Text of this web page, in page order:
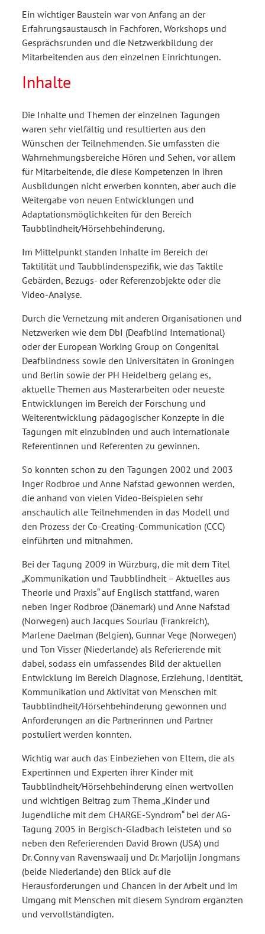
Ein wichtiger Baustein war von Anfang an der
Erfahrungsaustausch in Fachforen, Workshops und
Gesprächsrunden und die Netzwerkbildung der
Mitarbeitenden aus den einzelnen Einrichtungen.
Inhalte
Die Inhalte und Themen der einzelnen Tagungen
waren sehr vielfältig und resultierten aus den
Wünschen der Teilnehmenden. Sie umfassten die
Wahrnehmungsbereiche Hören und Sehen, vor allem
für Mitarbeitende, die diese Kompetenzen in ihren
Ausbildungen nicht erwerben konnten, aber auch die
Weitergabe von neuen Entwicklungen und
Adaptationsmöglichkeiten für den Bereich
Taubblindheit/Hörsehbehinderung.
Im Mittelpunkt standen Inhalte im Bereich der
Taktilität und Taubblindenspezifik, wie das Taktile
Gebärden, Bezugs- oder Referenzobjekte oder die
Video-Analyse.
Durch die Vernetzung mit anderen Organisationen und
Netzwerken wie dem DbI (Deafblind International)
oder der European Working Group on Congenital
Deafblindness sowie den Universitäten in Groningen
und Berlin sowie der PH Heidelberg gelang es,
aktuelle Themen aus Masterarbeiten oder neueste
Entwicklungen im Bereich der Forschung und
Weiterentwicklung pädagogischer Konzepte in die
Tagungen mit einzubinden und auch internationale
Referentinnen und Referenten zu gewinnen.
So konnten schon zu den Tagungen 2002 und 2003
Inger Rodbroe und Anne Nafstad gewonnen werden,
die anhand von vielen Video-Beispielen sehr
anschaulich alle Teilnehmenden in das Modell und
den Prozess der Co-Creating-Communication (CCC)
einführten und mitnahmen.
Bei der Tagung 2009 in Würzburg, die mit dem Titel
„Kommunikation und Taubblindheit – Aktuelles aus
Theorie und Praxis“ auf Englisch stattfand, waren
neben Inger Rodbroe (Dänemark) und Anne Nafstad
(Norwegen) auch Jacques Souriau (Frankreich),
Marlene Daelman (Belgien), Gunnar Vege (Norwegen)
und Ton Visser (Niederlande) als Referierende mit
dabei, sodass ein umfassendes Bild der aktuellen
Entwicklung im Bereich Diagnose, Erziehung, Identität,
Kommunikation und Aktivität von Menschen mit
Taubblindheit/Hörsehbehinderung gewonnen und
Anforderungen an die Partnerinnen und Partner
postuliert werden konnten.
Wichtig war auch das Einbeziehen von Eltern, die als
Expertinnen und Experten ihrer Kinder mit
Taubblindheit/Hörsehbehinderung einen wertvollen
und wichtigen Beitrag zum Thema „Kinder und
Jugendliche mit dem CHARGE-Syndrom“ bei der AG-
Tagung 2005 in Bergisch-Gladbach leisteten und so
neben den Referierenden David Brown (USA) und
Dr. Conny van Ravenswaaij und Dr. Marjolijn Jongmans
(beide Niederlande) den Blick auf die
Herausforderungen und Chancen in der Arbeit und im
Umgang mit Menschen mit diesem Syndrom ergänzten
und vervollständigten.